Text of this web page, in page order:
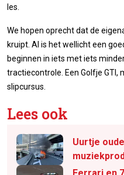
les.
We hopen oprecht dat de
kruipt. Al is het wellicht een
beginnen in iets met iets
tractiecontrole. Een Golfje GTI,
slipcursus.
Lees ook
Uurtje